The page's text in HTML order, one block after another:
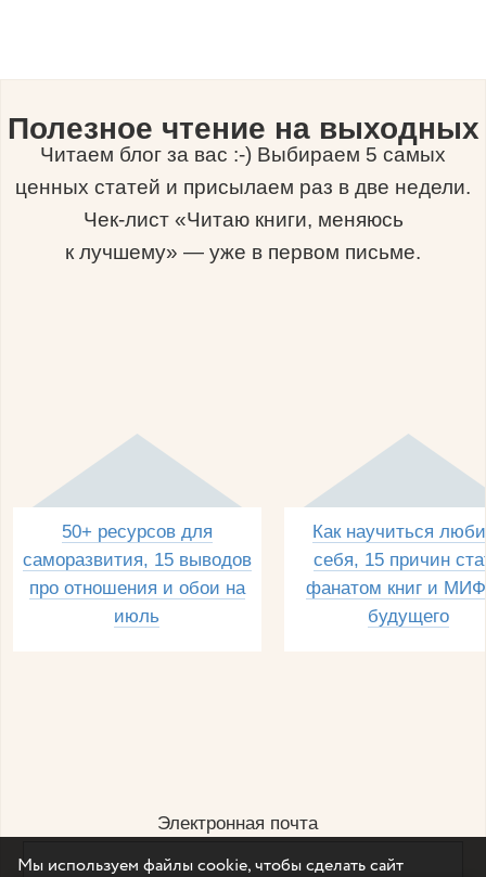
Полезное чтение на выходных
Читаем блог за вас :-) Выбираем 5 самых
ценных статей и присылаем раз в две недели.
Чек-лист «Читаю книги, меняюсь
к лучшему» — уже в первом письме.
50+ ресурсов для
саморазвития, 15 выводов
про отношения и обои на
июль
Как научиться
себя, 15 причин
фанатом книг и
будущего
Электронная почта
Мы используем файлы cookie, чтобы сделать сайт